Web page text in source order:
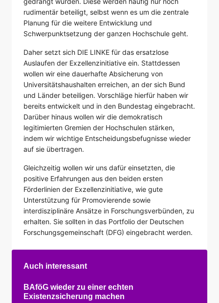
rudimentär beteiligt, selbst wenn es um die zentrale
Planung für die weitere Entwicklung und
Schwerpunktsetzung der ganzen Hochschule geht.
Daher setzt sich DIE LINKE für das ersatzlose
Auslaufen der Exzellenzinitiative ein. Stattdessen
wollen wir eine dauerhafte Absicherung von
Universitätshaushalten erreichen, an der sich Bund
und Länder beteiligen. Vorschläge hierfür haben wir
bereits entwickelt und in den Bundestag eingebracht.
Darüber hinaus wollen wir die demokratisch
legitimierten Gremien der Hochschulen stärken,
indem wir wichtige Entscheidungsbefugnisse wieder
auf sie übertragen.
Gleichzeitig wollen wir uns dafür einsetzten, die
positive Erfahrungen aus den beiden ersten
Förderlinien der Exzellenzinitiative, wie gute
Unterstützung für Promovierende sowie
interdisziplinäre Ansätze in Forschungsverbünden, zu
erhalten. Sie sollten in das Portfolio der Deutschen
Forschungsgemeinschaft (DFG) eingebracht werden.
Auch interessant
BAföG wieder zu einer echten
Existenzsicherung machen